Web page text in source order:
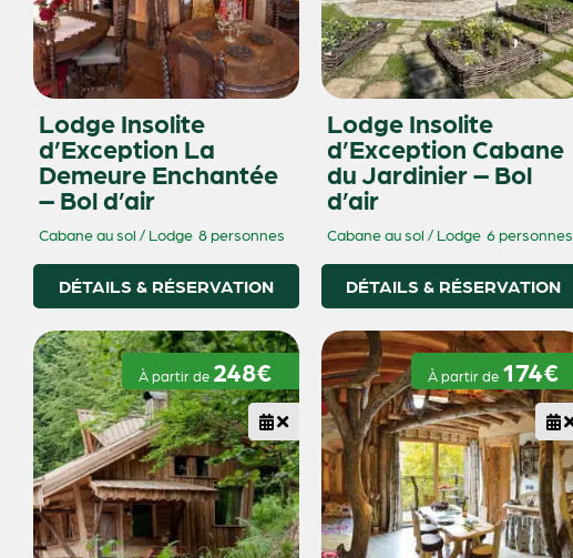
Lodge Insolite
d’Exception La
Demeure Enchantée
– Bol d’air
Cabane au sol / Lodge 8 personnes
DÉTAILS & RÉSERVATION
Lodge Insolite
d’Exception Cabane
du Jardinier – Bol
d’air
Cabane au sol / Lodge 6 personnes
DÉTAILS & RÉSERVATION
À partir de 248€ À partir de 174€